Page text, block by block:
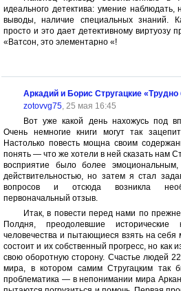
идеального детектива: умение
выводы, наличие специальных знаний.
просто и это дает детективному виртуозу
«Ватсон, это элементарно «!
Аркадий и Борис Стругацкие «Трудно
zotovvg75, 25 мая 16:45
Вот уже какой день нахожусь под
Очень немногие книги могут так
Настолько повесть мощна своим
понять — что же хотели в ней сказать нам
восприятие было более
действительностью, но затем я стал
вопросов и отсюда возникла
первоначальный отзыв.
Итак, в повести перед нами по
Полдня, преодолевшие
человечества и пытающиеся взять на себя
состоит и их собственный прогресс, но как
свою оборотную сторону. Счастье людей
мира, в котором самим Стругацким так
проблематика — в непонимании мира